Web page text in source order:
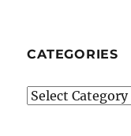
CATEGORIES
Categories